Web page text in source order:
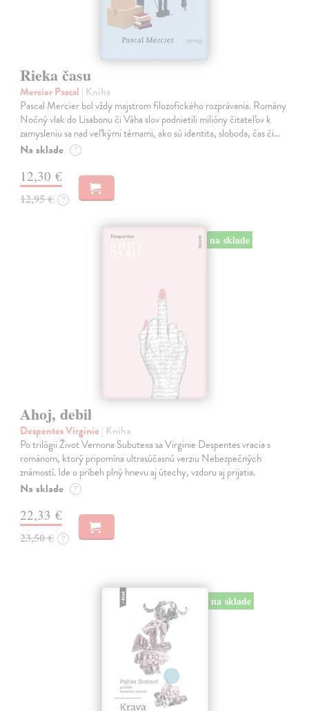
Rieka času
Mercier Pascal | Kniha
Pascal Mercier bol vždy majstrom filozofického rozprávania. Romány
Nočný vlak do Lisabonu či Váha slov podnietili milióny čitateľov k
zamysleniu sa nad veľkými témami, ako sú identita, sloboda, čas či…
Na sklade ?
12,30 €
12,95 € ?
na sklade
Ahoj, debil
Despentes Virginie | Kniha
Po trilógii Život Vernona Subutexa sa Virginie Despentes vracia s
románom, ktorý pripomína ultrasúčasnú verziu Nebezpečných
známostí. Ide o príbeh plný hnevu aj útechy, vzdoru aj prijatia.
Na sklade ?
22,33 €
23,50 € ?
na sklade